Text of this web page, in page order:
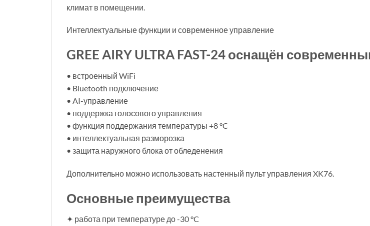
климат в помещении.
Интеллектуальные функции и современное управление
GREE AIRY ULTRA FAST-24 оснащён
• встроенный WiFi
• Bluetooth подключение
• AI-управление
• поддержка голосового управления
• функция поддержания температуры +8 °C
• интеллектуальная разморозка
• защита наружного блока от обледенения
Дополнительно можно использовать настенный пульт управления XK76.
Основные преимущества
✦ работа при температуре до -30 °C